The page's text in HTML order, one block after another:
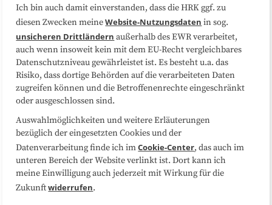
Folgen Sie uns
Ich bin auch damit einverstanden, dass die HRK ggf. zu
diesen Zwecken meineWebsite-Nutzungsdaten in sog.
unsicheren Drittländern außerhalb des EWR verarbeitet,
auch wenn insoweit kein mit dem EU-Recht vergleichbares
Datenschutzniveau gewährleistet ist. Es besteht u.a. das
Risiko, dass dortige Behörden auf die verarbeiteten Daten
zugreifen können und die Betroffenenrechte eingeschränkt
oder ausgeschlossen sind.
Auswahlmöglichkeiten und weitere Erläuterungen
bezüglich der eingesetzten Cookies und der
Datenverarbeitung finde ich imCookie-Center, das auch im
unteren Bereich der Website verlinkt ist. Dort kann ich
meine Einwilligung auch jederzeit mit Wirkung für die
Zukunftwiderrufen.